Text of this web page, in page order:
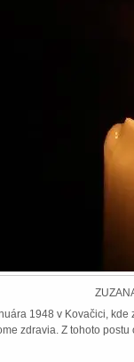
1948 v Kovačici,
zdravia. Z tohoto